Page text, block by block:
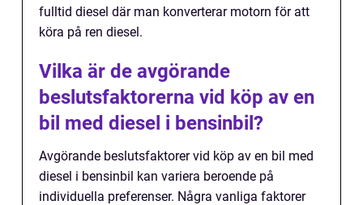
fulltid diesel där man konverterar motorn för att
köra på ren diesel.
Vilka är de avgörande
beslutsfaktorerna vid köp av en
bil med diesel i bensinbil?
Avgörande beslutsfaktorer vid köp av en bil med
diesel i bensinbil kan variera beroende på
individuella preferenser. Några vanliga faktorer